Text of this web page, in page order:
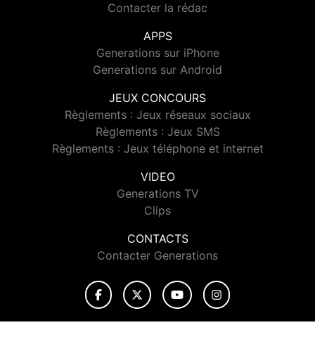
Contacter la rédac
APPS
Generations sur iPhone
Generations sur Android
JEUX CONCOURS
Règlements : Jeux réseaux sociaux
Règlements : Jeux SMS
Règlements : Jeux téléphone et internet
VIDEO
Generations TV
Clips
CONTACTS
Contacter Generations